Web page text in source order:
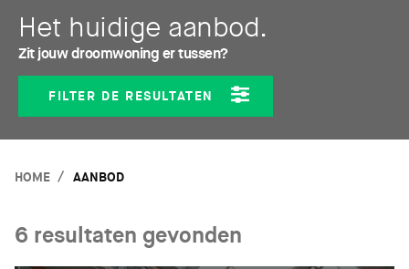
Het huidige aanbod.
Zit jouw droomwoning er tussen?
FILTER DE RESULTATEN
HOME AANBOD
6 resultaten gevonden